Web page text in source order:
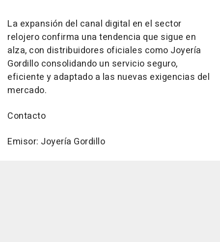
La expansión del canal digital en el sector
relojero confirma una tendencia que sigue en
alza, con distribuidores oficiales como Joyería
Gordillo consolidando un servicio seguro,
eficiente y adaptado a las nuevas exigencias del
mercado.
Contacto
Emisor: Joyería Gordillo